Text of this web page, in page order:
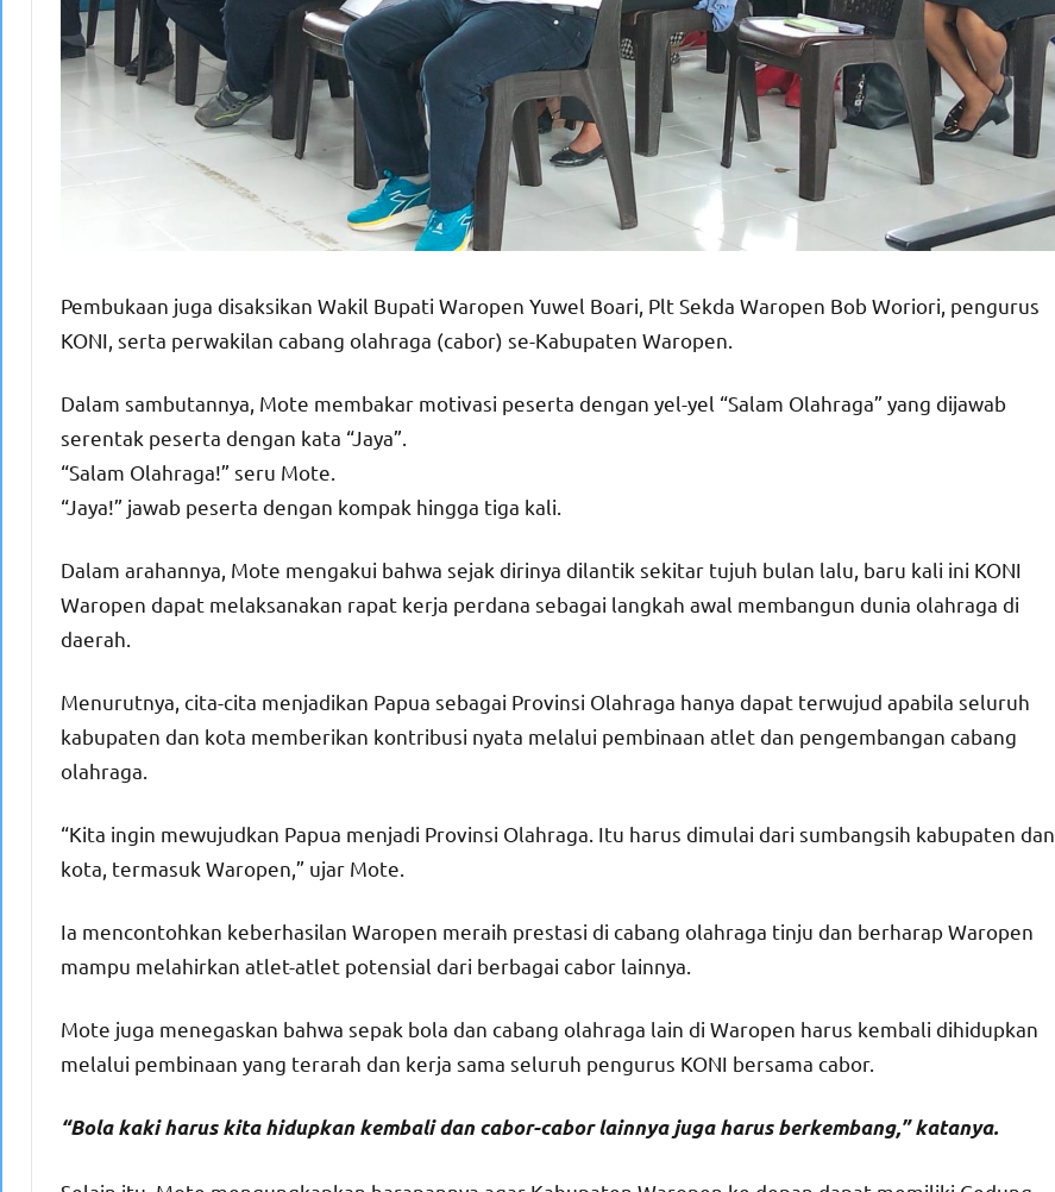
Pembukaan juga disaksikan Wakil Bupati Waropen Yuwel Boari, Plt Sekda Waropen Bob Woriori, pengurus
KONI, serta perwakilan cabang olahraga (cabor) se-Kabupaten Waropen.
Dalam sambutannya, Mote membakar motivasi peserta dengan yel-yel “Salam Olahraga” yang dijawab
serentak peserta dengan kata “Jaya”.
“Salam Olahraga!” seru Mote.
“Jaya!” jawab peserta dengan kompak hingga tiga kali.
Dalam arahannya, Mote mengakui bahwa sejak dirinya dilantik sekitar tujuh bulan lalu, baru kali ini KONI
Waropen dapat melaksanakan rapat kerja perdana sebagai langkah awal membangun dunia olahraga di
daerah.
Menurutnya, cita-cita menjadikan Papua sebagai Provinsi Olahraga hanya dapat terwujud apabila seluruh
kabupaten dan kota memberikan kontribusi nyata melalui pembinaan atlet dan pengembangan cabang
olahraga.
“Kita ingin mewujudkan Papua menjadi Provinsi Olahraga. Itu harus dimulai dari sumbangsih kabupaten dan
kota, termasuk Waropen,” ujar Mote.
Ia mencontohkan keberhasilan Waropen meraih prestasi di cabang olahraga tinju dan berharap Waropen
mampu melahirkan atlet-atlet potensial dari berbagai cabor lainnya.
Mote juga menegaskan bahwa sepak bola dan cabang olahraga lain di Waropen harus kembali dihidupkan
melalui pembinaan yang terarah dan kerja sama seluruh pengurus KONI bersama cabor.
“Bola kaki harus kita hidupkan kembali dan cabor-cabor lainnya juga harus berkembang,” katanya.